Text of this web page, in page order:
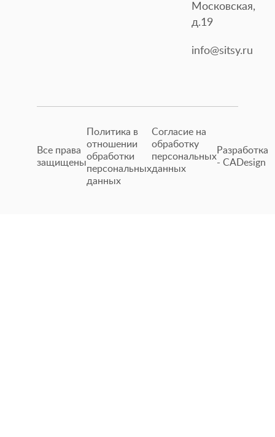
Московская,
д.19
info@sitsy.ru
Все права
защищены
Политика в
отношении
обработки
персональных
данных
Согласие на
обработку
персональных
данных
Разработка
- CADesign